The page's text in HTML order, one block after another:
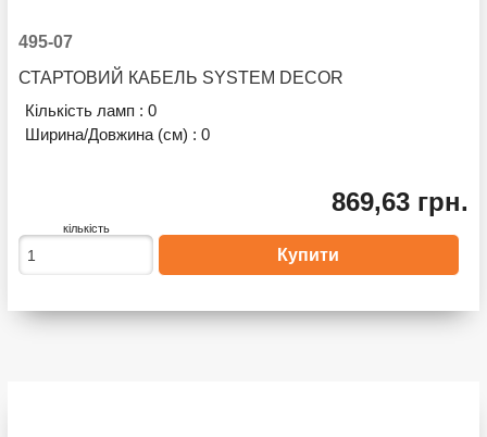
495-07
СТАРТОВИЙ КАБЕЛЬ SYSTEM DECOR
Кількість ламп :0
Ширина/Довжина (см) :0
869,63 грн.
кількість